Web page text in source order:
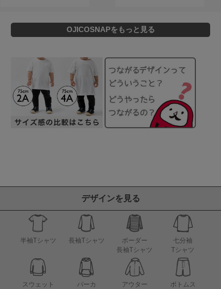
OJICOSNAPをもっと見る
デザインを見る
半袖Tシャツ 長袖Tシャツ
ボーダー
長袖Tシャツ
七分袖
Tシャツ
スウェット パーカ アウター ボトムス